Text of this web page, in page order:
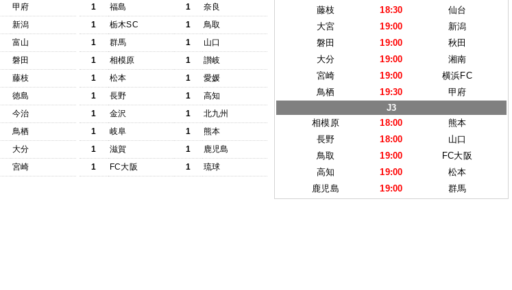
甲府
新潟
富山
磐田
藤枝
徳島
今治
鳥栖
大分
宮崎
1 福島 1
奈良
1
栃木SC 1
鳥取
1
群馬 1
山口
1
相模原 1
讃岐
1
松本 1
愛媛
1
長野 1
高知
1
金沢 1
北九州
1
岐阜 1
熊本
1
滋賀 1
鹿児島
1
FC大阪 1 琉球
藤枝
18:30
仙台
大宮
19:00
新潟
磐田
19:00
秋田
大分
19:00
湘南
宮崎
19:00
横浜FC
鳥栖
19:30
甲府
J3
相模原
18:00
熊本
長野
18:00
山口
鳥取
19:00
FC大阪
高知
19:00
松本
鹿児島
19:00 群馬